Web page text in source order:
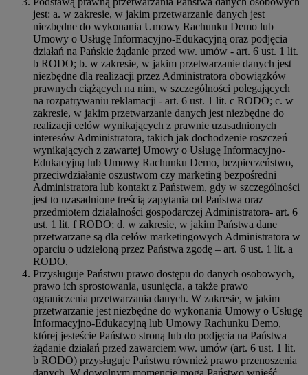
jest: a. w zakresie, w jakim przetwarzanie danych jest
niezbędne do wykonania Umowy Rachunku Demo lub
Umowy o Usługę Informacyjno-Edukacyjną oraz podjęcia
działań na Pańskie żądanie przed ww. umów - art. 6 ust. 1 lit.
b RODO; b. w zakresie, w jakim przetwarzanie danych jest
niezbędne dla realizacji przez Administratora obowiązków
prawnych ciążących na nim, w szczególności polegających
na rozpatrywaniu reklamacji - art. 6 ust. 1 lit. c RODO; c. w
zakresie, w jakim przetwarzanie danych jest niezbędne do
realizacji celów wynikających z prawnie uzasadnionych
interesów Administratora, takich jak dochodzenie roszczeń
wynikających z zawartej Umowy o Usługę Informacyjno-
Edukacyjną lub Umowy Rachunku Demo, bezpieczeństwo,
przeciwdziałanie oszustwom czy marketing bezpośredni
Administratora lub kontakt z Państwem, gdy w szczególności
jest to uzasadnione treścią zapytania od Państwa oraz
przedmiotem działalności gospodarczej Administratora- art. 6
ust. 1 lit. f RODO; d. w zakresie, w jakim Państwa dane
przetwarzane są dla celów marketingowych Administratora w
oparciu o udzieloną przez Państwa zgodę – art. 6 ust. 1 lit. a
RODO.
Przysługuje Państwu prawo dostępu do danych osobowych,
prawo ich sprostowania, usunięcia, a także prawo
ograniczenia przetwarzania danych. W zakresie, w jakim
przetwarzanie jest niezbędne do wykonania Umowy o Usługę
Informacyjno-Edukacyjną lub Umowy Rachunku Demo,
której jesteście Państwo stroną lub do podjęcia na Państwa
żądanie działań przed zawarciem ww. umów (art. 6 ust. 1 lit.
b RODO) przysługuje Państwu również prawo przenoszenia
danych. W dowolnym momencie mogą Państwo wnieść